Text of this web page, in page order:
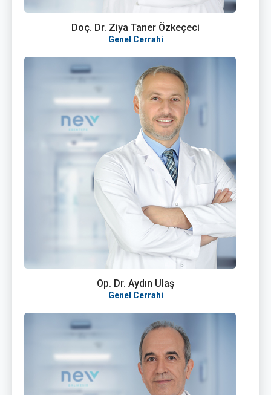
Doç. Dr. Ziya Taner Özkeçeci
Genel Cerrahi
Op. Dr. Aydın Ulaş
Genel Cerrahi